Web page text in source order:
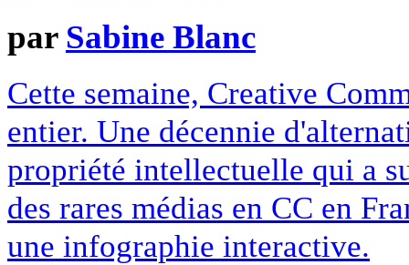
par Sabine Blanc
Cette semaine, Creative
entier. Une décennie
propriété intellectuelle qui a
des rares médias en CC en
une infographie interactive.